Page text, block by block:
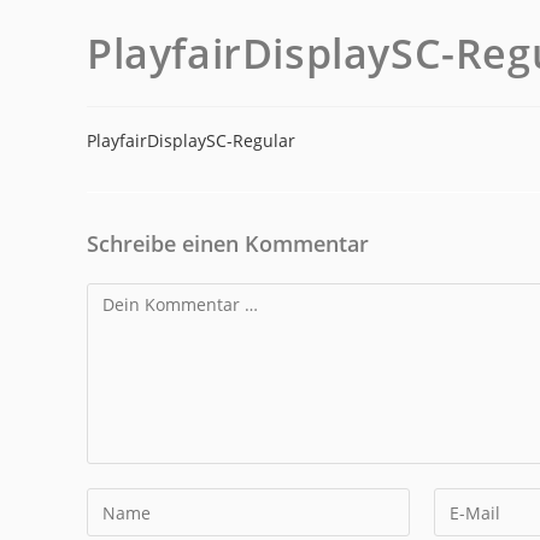
PlayfairDisplaySC-
PlayfairDisplaySC-Regular
Schreibe einen Kommentar